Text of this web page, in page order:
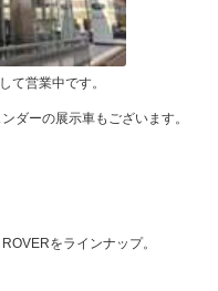
て営業中です。
ダーの展示車もございます。
をラインナップ。